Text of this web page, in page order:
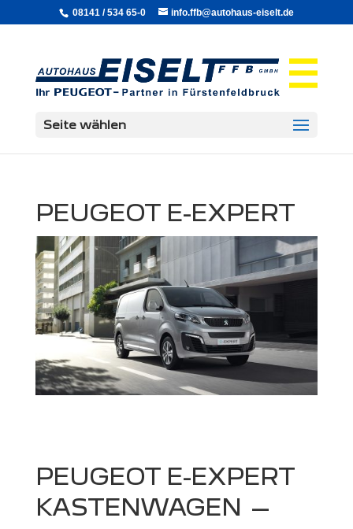
08141 / 534 65-0 info.ffb@autohaus-eiselt.de
Seite wählen
PEUGEOT E-EXPERT
PEUGEOT E-EXPERT
KASTENWAGEN –